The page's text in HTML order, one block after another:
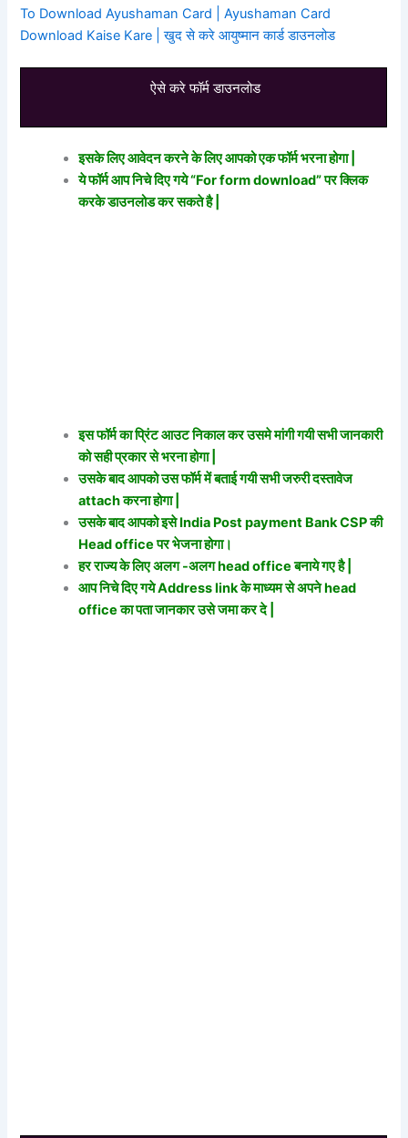
To Download Ayushaman Card | Ayushaman Card
Download Kaise Kare | खुद से करे आयुष्मान कार्ड डाउनलोड
ऐसे करे फॉर्म डाउनलोड
इसके लिए आवेदन करने के लिए आपको एक फॉर्म भरना होगा |
ये फॉर्म आप निचे दिए गये “For form download” पर क्लिक
करके डाउनलोड कर सकते है |
इस फॉर्म का प्रिंट आउट निकाल कर उसमे मांगी गयी सभी जानकारी
को सही प्रकार से भरना होगा |
उसके बाद आपको उस फॉर्म में बताई गयी सभी जरुरी दस्तावेज
attach करना होगा |
उसके बाद आपको इसे India Post payment Bank CSP की
Head office पर भेजना होगा।
हर राज्य के लिए अलग -अलग head office बनाये गए है |
आप निचे दिए गये Address link के माध्यम से अपने head
office का पता जानकार उसे जमा कर दे |